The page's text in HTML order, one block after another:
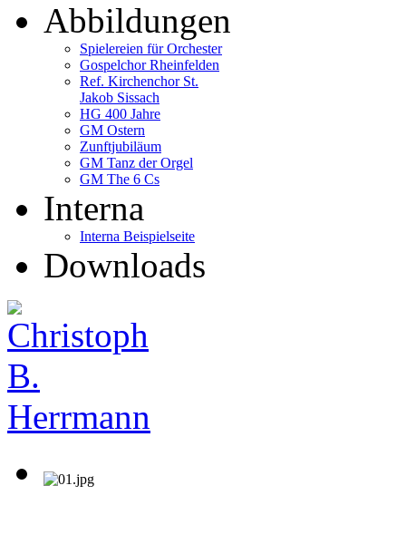
Abbildungen
Spielereien für Orchester
Gospelchor Rheinfelden
Ref. Kirchenchor St.
Jakob Sissach
HG 400 Jahre
GM Ostern
Zunftjubiläum
GM Tanz der Orgel
GM The 6 Cs
Interna
Interna Beispielseite
Downloads